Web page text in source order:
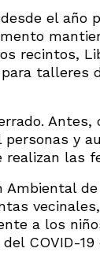
el año
recintos,
talleres
y
realizan las
a los
COVID-19